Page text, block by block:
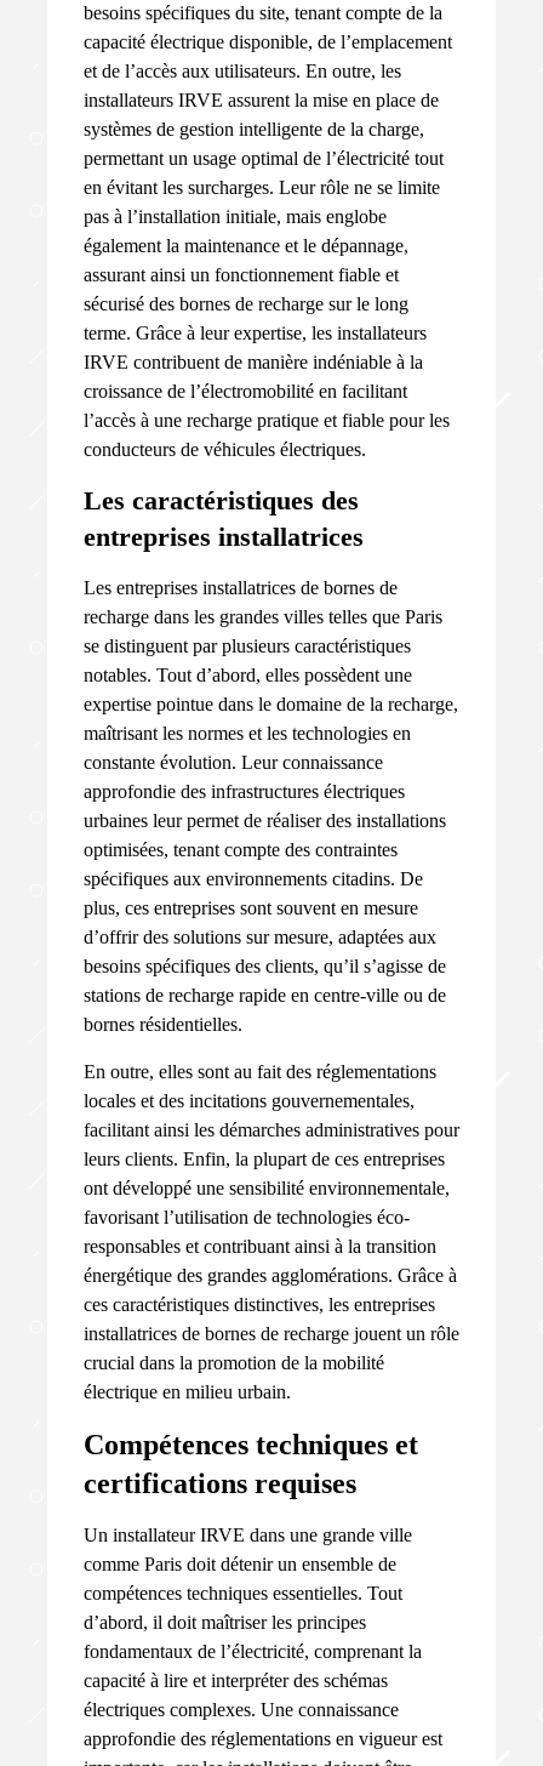
besoins spécifiques du site, tenant compte de la
capacité électrique disponible, de l’emplacement
et de l’accès aux utilisateurs. En outre, les
installateurs IRVE assurent la mise en place de
systèmes de gestion intelligente de la charge,
permettant un usage optimal de l’électricité tout
en évitant les surcharges. Leur rôle ne se limite
pas à l’installation initiale, mais englobe
également la maintenance et le dépannage,
assurant ainsi un fonctionnement fiable et
sécurisé des bornes de recharge sur le long
terme. Grâce à leur expertise, les installateurs
IRVE contribuent de manière indéniable à la
croissance de l’électromobilité en facilitant
l’accès à une recharge pratique et fiable pour les
conducteurs de véhicules électriques.
Les caractéristiques des
entreprises installatrices
Les entreprises installatrices de bornes de
recharge dans les grandes villes telles que Paris
se distinguent par plusieurs caractéristiques
notables. Tout d’abord, elles possèdent une
expertise pointue dans le domaine de la recharge,
maîtrisant les normes et les technologies en
constante évolution. Leur connaissance
approfondie des infrastructures électriques
urbaines leur permet de réaliser des installations
optimisées, tenant compte des contraintes
spécifiques aux environnements citadins. De
plus, ces entreprises sont souvent en mesure
d’offrir des solutions sur mesure, adaptées aux
besoins spécifiques des clients, qu’il s’agisse de
stations de recharge rapide en centre-ville ou de
bornes résidentielles.
En outre, elles sont au fait des réglementations
locales et des incitations gouvernementales,
facilitant ainsi les démarches administratives pour
leurs clients. Enfin, la plupart de ces entreprises
ont développé une sensibilité environnementale,
favorisant l’utilisation de technologies éco-
responsables et contribuant ainsi à la transition
énergétique des grandes agglomérations. Grâce à
ces caractéristiques distinctives, les entreprises
installatrices de bornes de recharge jouent un rôle
crucial dans la promotion de la mobilité
électrique en milieu urbain.
Compétences techniques et
certifications requises
Un installateur IRVE dans une grande ville
comme Paris doit détenir un ensemble de
compétences techniques essentielles. Tout
d’abord, il doit maîtriser les principes
fondamentaux de l’électricité, comprenant la
capacité à lire et interpréter des schémas
électriques complexes. Une connaissance
approfondie des réglementations en vigueur est